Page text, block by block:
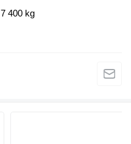
7 400 kg